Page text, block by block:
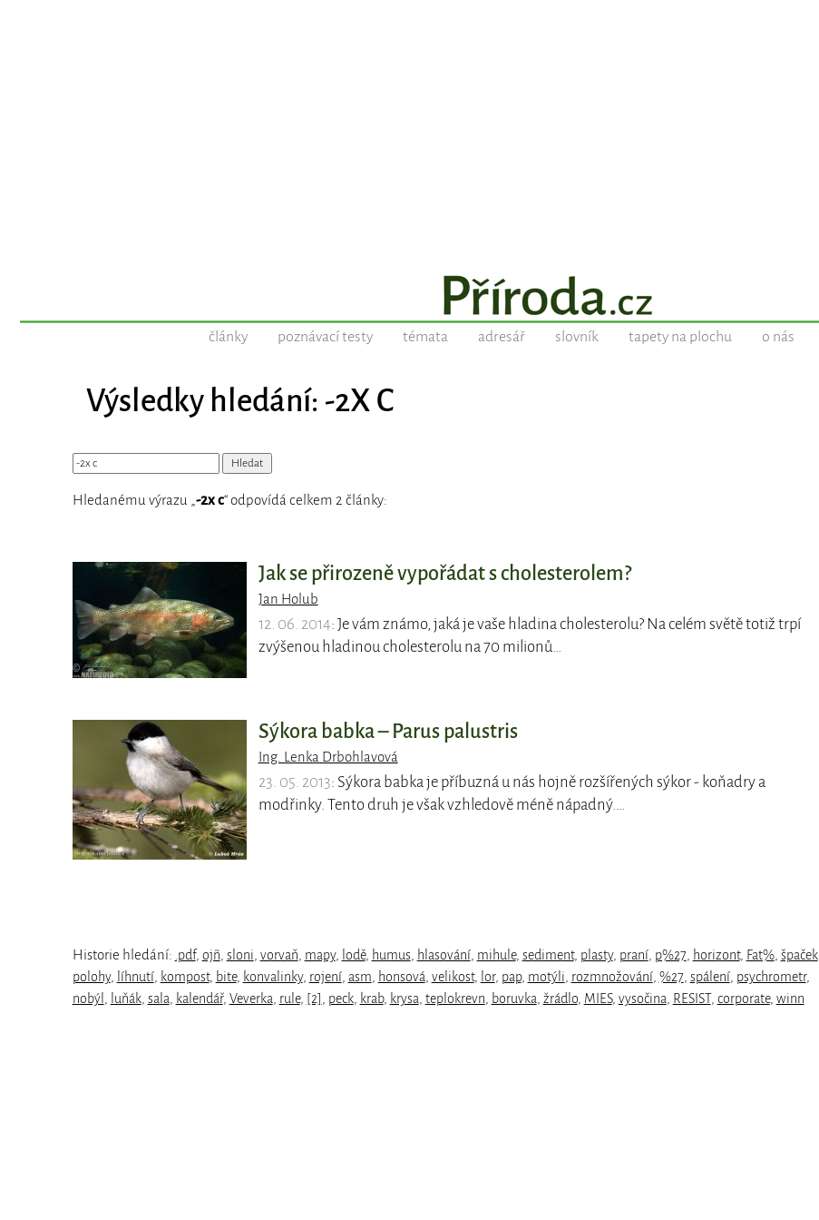
články poznávací testy témata adresář slovník tapety na plochu o nás
Výsledky hledání: -2X C
Hledanému výrazu „ -2x c“ odpovídá celkem 2 články:
Jak se přirozeně vypořádat s cholesterolem?
Jan Holub
12. 06. 2014: Je vám známo, jaká je vaše hladina cholesterolu? Na celém světě totiž trpí
zvýšenou hladinou cholesterolu na 70 milionů…
Sýkora babka – Parus palustris
Ing. Lenka Drbohlavová
23. 05. 2013: Sýkora babka je příbuzná u nás hojně rozšířených sýkor - koňadry a
modřinky. Tento druh je však vzhledově méně nápadný.…
Historie hledání: .pdf, ojñ sloni vorvaň mapy, lodě, humus hlasování, mihule, sediment, plasty, praní, p%27, horizont, Fat%, špaček,
polohy, líhnutí, kompost, bite, konvalinky, rojení, asm honsová velikost, lor, pap, motýli rozmnožování, %27, spálení, psychrometr,
nobýl
luňák, sala kalendář, Veverka rule, [2] peck, krab, krysa teplokrevn boruvka žrádlo, MIES, vysočina RESIST, corporate, winn